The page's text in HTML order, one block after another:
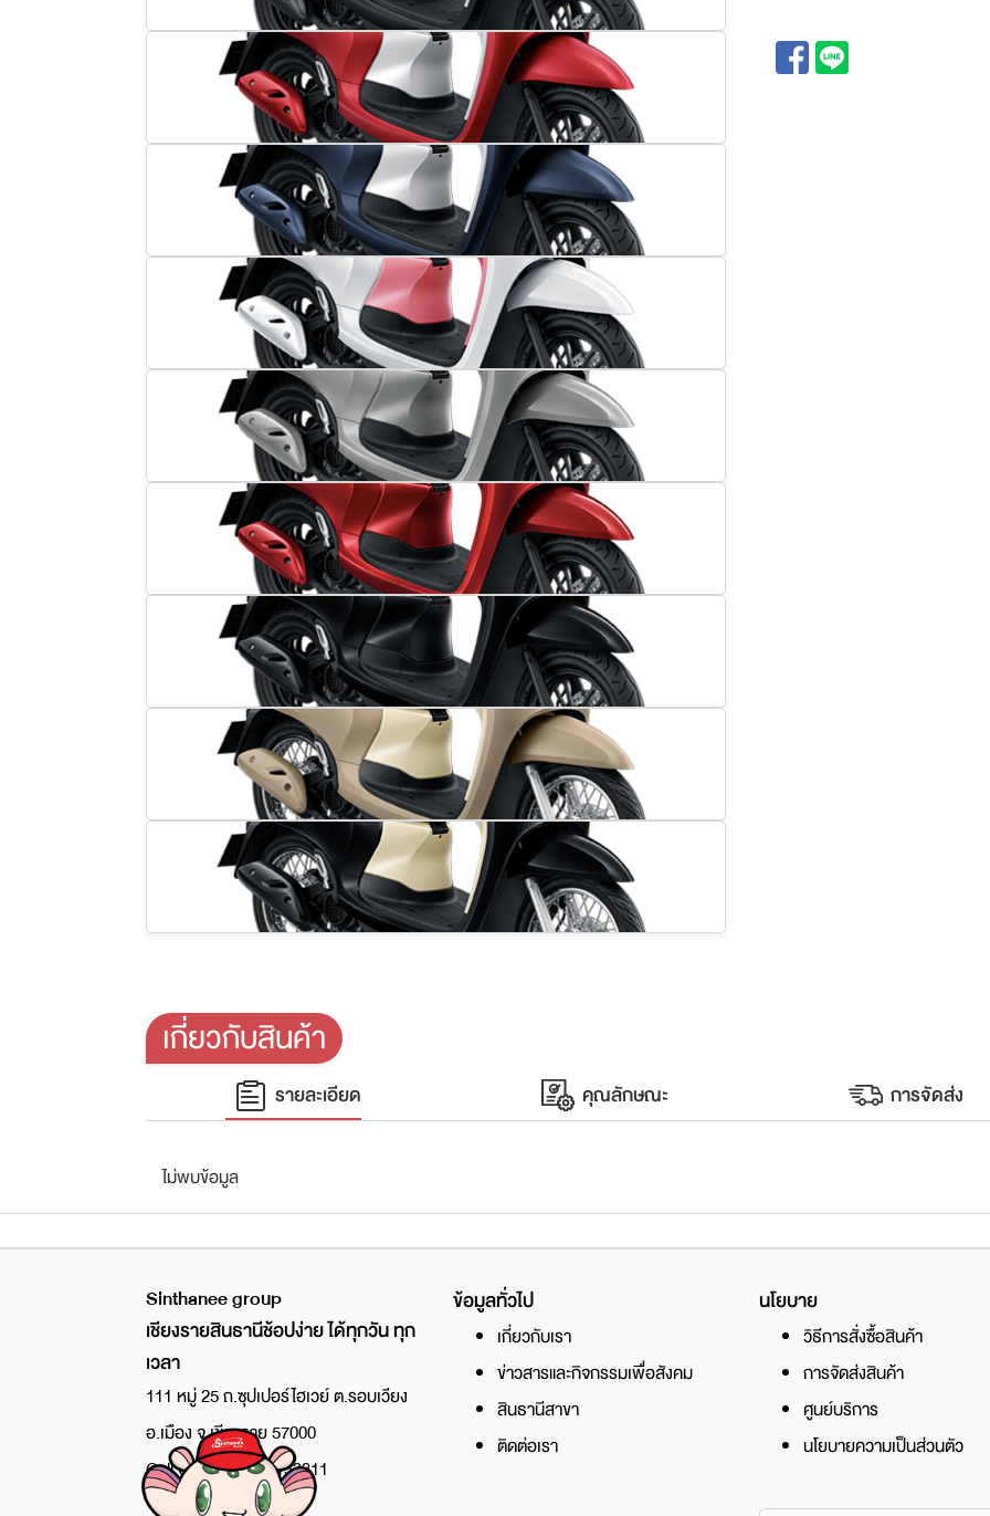
เกี่ยวกับสินค้า
รายละเอียด คุณลักษณะ การจัดส่ง
ไม่พบข้อมูล
Sinthanee group
เชียงรายสินธานีช้อปง่าย ได้ทุกวัน ทุก
เวลา
111 หมู่ 25 ถ.ซุปเปอร์ไฮเวย์ ต.รอบเวียง
อ.เมือง จ.เชียงราย 57000
Call Center : 053-153311
ข้อมูลทั่วไป
เกี่ยวกับเรา
ข่าวสารและกิจกรรมเพื่อสังคม
สินธานีสาขา
ติดต่อเรา
นโยบาย
วิธีการสั่งซื้อสินค้า
การจัดส่งสินค้า
ศูนย์บริการ
นโยบายความเป็นส่วนตัว